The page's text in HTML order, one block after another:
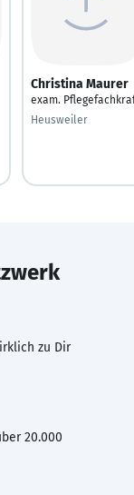
Christina Maurer
exam.
Heusweiler
zu Dir
20.000